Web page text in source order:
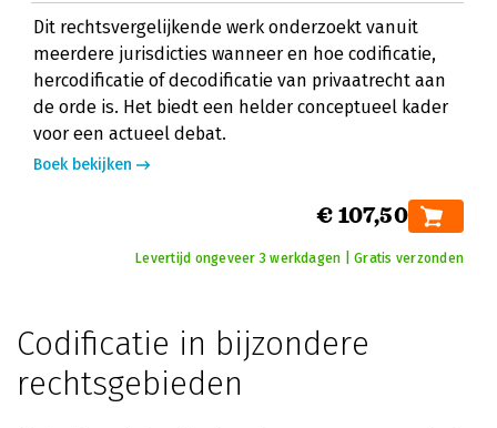
Dit rechtsvergelijkende werk onderzoekt vanuit
meerdere jurisdicties wanneer en hoe codificatie,
hercodificatie of decodificatie van privaatrecht aan
de orde is. Het biedt een helder conceptueel kader
voor een actueel debat.
Boek bekijken
€ 107,50
Levertijd ongeveer 3 werkdagen | Gratis verzonden
Codificatie in bijzondere
rechtsgebieden